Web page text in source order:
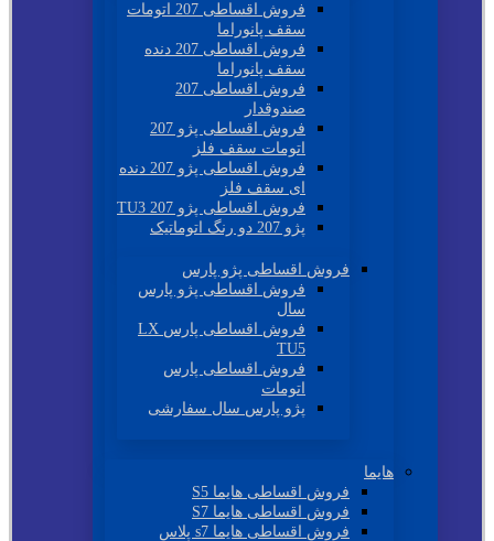
فروش اقساطی 207 اتومات
سقف پانوراما
فروش اقساطی 207 دنده
سقف پانوراما
فروش اقساطی 207
صندوقدار
فروش اقساطی پژو 207
اتومات سقف فلز
فروش اقساطی پژو 207 دنده
ای سقف فلز
فروش اقساطی پژو 207 TU3
پژو 207 دو رنگ اتوماتیک
فروش اقساطی پژو پارس
فروش اقساطی پژو پارس
سال
فروش اقساطی پارس LX
TU5
فروش اقساطی پارس
اتومات
پژو پارس سال سفارشی
هایما
فروش اقساطی هایما S5
فروش اقساطی هایما S7
فروش اقساطی هایما s7 پلاس